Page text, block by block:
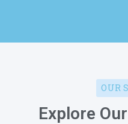
OUR
Explore